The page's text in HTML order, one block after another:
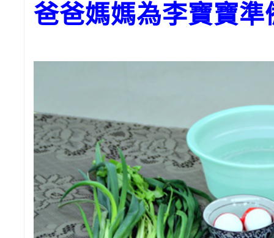
爸爸媽媽為李寶寶